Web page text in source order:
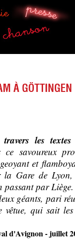
les
ce savoureux
et
la Gare de
par
géants, pari
qui sait
d'Avignon - juillet